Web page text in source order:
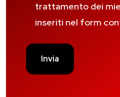
trattamento dei
inseriti nel form